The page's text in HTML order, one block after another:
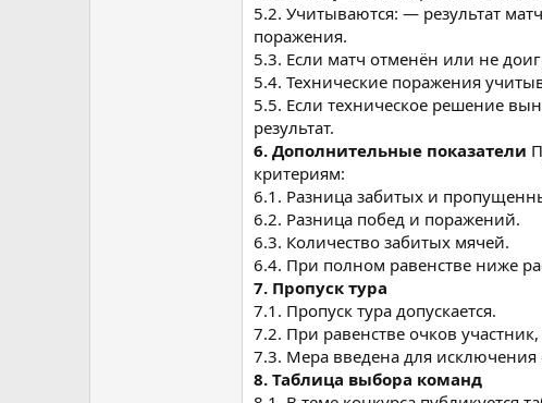
5.2. Учитываются: — результат
поражения.
5.3. Если матч отменён или не
5.4. Технические поражения
5.5. Если техническое решение
результат.
6. Дополнительные показатели
критериям:
6.1. Разница забитых и
6.2. Разница побед и поражений.
6.3. Количество забитых мячей.
6.4. При полном равенстве ниже
7. Пропуск тура
7.1. Пропуск тура допускается.
7.2. При равенстве очков
7.3. Мера введена для исключения
8. Таблица выбора команд